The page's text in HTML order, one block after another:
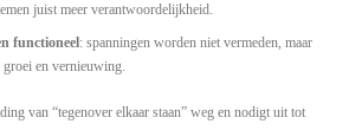
juist meer verantwoordelijkheid.
functioneel: spanningen worden niet vermeden, maar
en vernieuwing.
van “tegenover elkaar staan” weg en nodigt uit tot